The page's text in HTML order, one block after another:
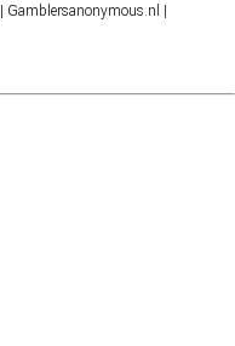
| Gamblersanonymous.nl |